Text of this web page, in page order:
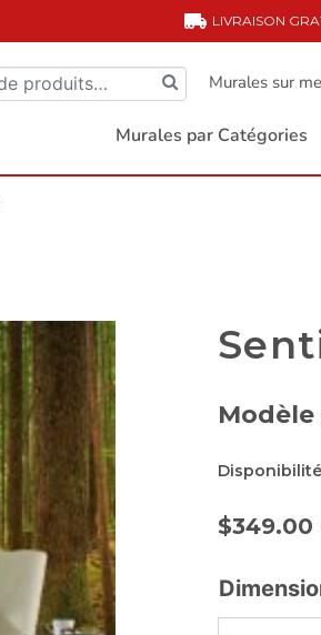
LIVRAISON
Murales sur
Murales par Catégories
Modèle
$349.00